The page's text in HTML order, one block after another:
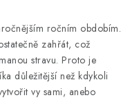
ročním obdobím.
zahřát, což
stravu. Proto je
důležitější než kdykoli
vy sami, anebo